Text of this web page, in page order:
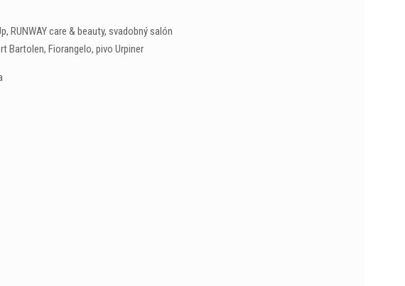
RUNWAY care & beauty, svadobný salón
Bartolen, Fiorangelo, pivo Urpiner